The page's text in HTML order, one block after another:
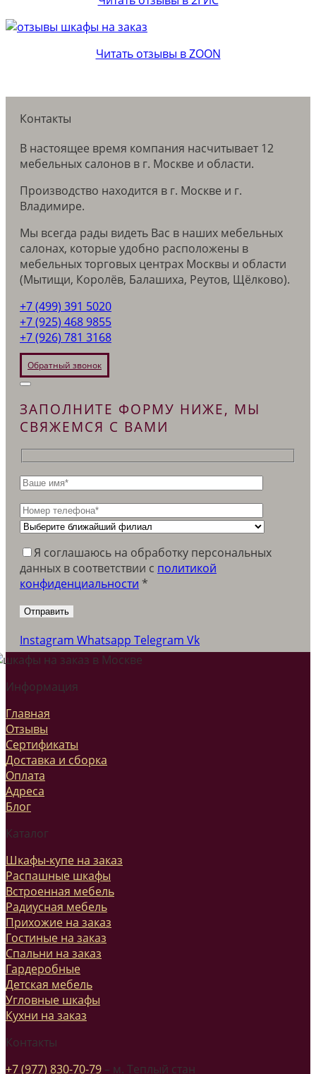
Читать отзывы в ZOON
Контакты
В настоящее время компания насчитывает 12
мебельных салонов в г. Москве и области.
Производство находится в г. Москве и г.
Владимире.
Мы всегда рады видеть Вас в наших мебельных
салонах, которые удобно расположены в
мебельных торговых центрах Москвы и области
(Мытищи, Королёв, Балашиха, Реутов, Щёлково).
+7 (499) 391 5020
+7 (925) 468 9855
+7 (926) 781 3168
Обратный звонок
ЗАПОЛНИТЕ ФОРМУ НИЖЕ, МЫ
СВЯЖЕМСЯ С ВАМИ
Я соглашаюсь на обработку персональных
данных в соответствии c политикой
конфиденциальности *
Instagram Whatsapp Telegram Vk
Информация
Главная
Отзывы
Сертификаты
Доставка и сборка
Оплата
Адреса
Блог
Каталог
Шкафы-купе на заказ
Распашные шкафы
Встроенная мебель
Радиусная мебель
Прихожие на заказ
Гостиные на заказ
Спальни на заказ
Гардеробные
Детская мебель
Угловные шкафы
Кухни на заказ
Контакты
+7 (977) 830-70-79 – м. Теплый стан